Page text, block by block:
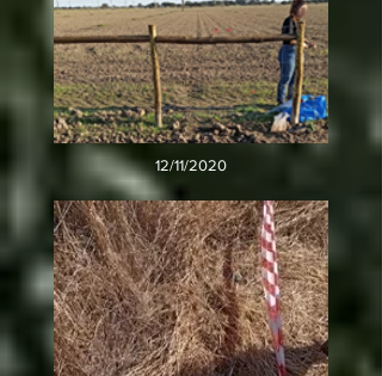
12/11/2020